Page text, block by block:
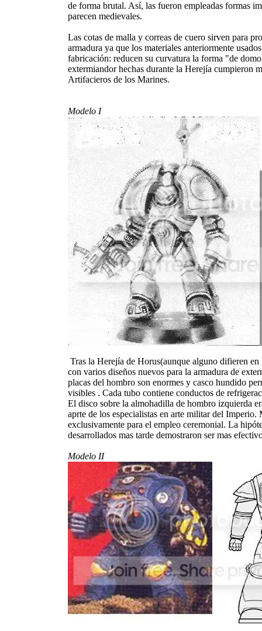
de forma brutal. Así, las fueron empleadas formas
parecen medievales.
Las cotas de malla y correas de cuero sirven para
armadura ya que los materiales anteriormente
fabricación: reducen su curvatura la forma "de
extermiandor hechas durante la Herejía cumpieron
Artifacieros de los Marines.
Modelo I
Tras la Herejía de Horus(aunque alguno difieren
con varios diseños nuevos para la armadura de
placas del hombro son enormes y casco hundido
visibles . Cada tubo contiene conductos de
El disco sobre la almohadilla de hombro izquierda
aprte de los especialistas en arte militar del
exclusivamente para el empleo ceremonial. La
desarrollados mas tarde demostraron ser mas
Modelo II